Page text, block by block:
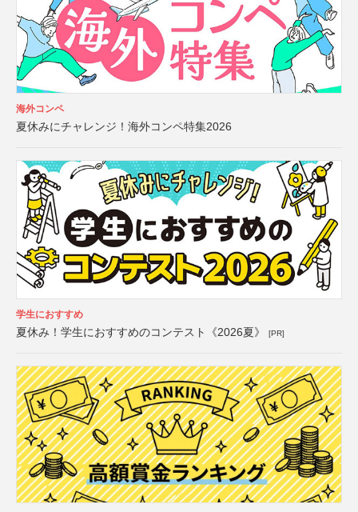
海外コンペ
夏休みにチャレンジ！海外コンペ特集2026
学生におすすめ
夏休み！学生におすすめのコンテスト《2026夏》 [PR]